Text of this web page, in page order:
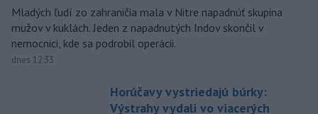
Mladých ľudí zo zahraničia mala v Nitre napadnúť skupina
mužov v kuklách. Jeden z napadnutých Indov skončil v
nemocnici, kde sa podrobil operácii.
dnes 12:33
Horúčavy vystriedajú búrky:
Výstrahy vydali vo viacerých